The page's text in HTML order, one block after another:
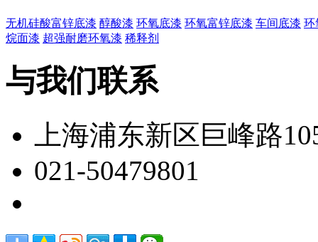
无机硅酸富锌底漆 醇酸漆 环氧底漆 环氧富锌底漆 车间底漆 环
烷面漆 超强耐磨环氧漆 稀释剂
与我们联系
上海浦东新区巨峰路
021-50479801